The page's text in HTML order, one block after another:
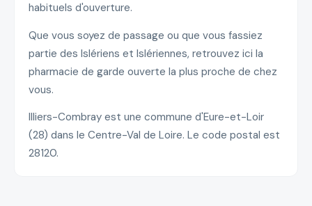
habituels d'ouverture.
Que vous soyez de passage ou que vous fassiez
partie des Islériens et Islériennes, retrouvez ici la
pharmacie de garde ouverte la plus proche de chez
vous.
Illiers-Combray est une commune d'Eure-et-Loir
(28) dans le Centre-Val de Loire. Le code postal est
28120.